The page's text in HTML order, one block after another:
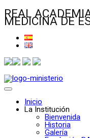
REAL
MEDICINA DE
Inicio
La Institución
Bienvenida
Historia
Galería